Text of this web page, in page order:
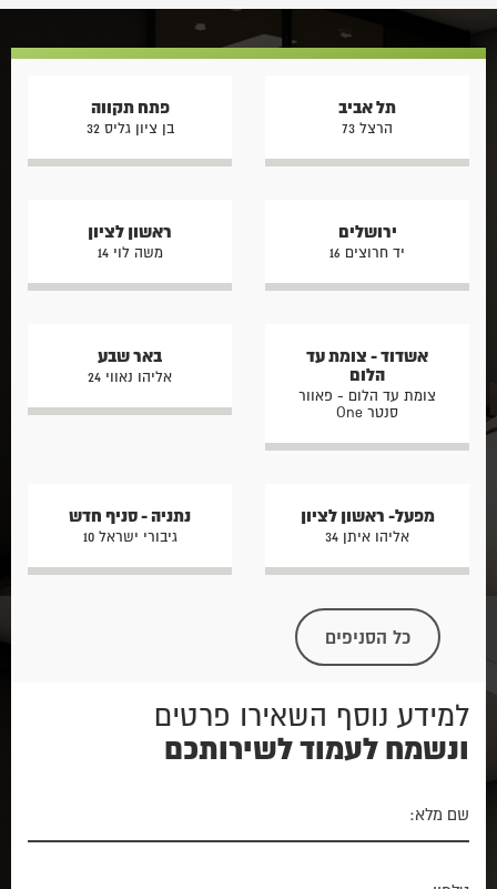
פונקציונליות ותחושת הרמוניה
בין כל אחד מהמרחבים בבית.
החדרים השונים, במיוחד חדרי
הודות להיצע הולך וגדל של
ארונות…
תל אביב
הרצל 73
פתח תקווה
בן ציון גליס 32
ירושלים
יד חרוצים 16
ראשון לציון
משה לוי 14
אשדוד - צומת עד
הלום
צומת עד הלום - פאוור
סנטר One
באר שבע
אליהו נאווי 24
מפעל- ראשון לציון
אליהו איתן 34
נתניה - סניף חדש
גיבורי ישראל 10
כל הסניפים
למידע נוסף השאירו פרטים
ונשמח לעמוד לשירותכם